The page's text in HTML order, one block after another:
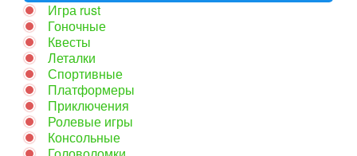
Игра rust
Гоночные
Квесты
Леталки
Спортивные
Платформеры
Приключения
Ролевые игры
Консольные